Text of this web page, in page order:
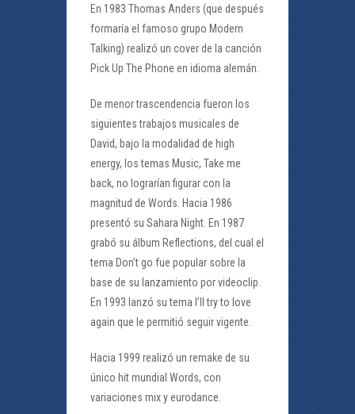
En 1983 Thomas Anders (que después
formaría el famoso grupo Modern
Talking) realizó un cover de la canción
Pick Up The Phone en idioma alemán.
De menor trascendencia fueron los
siguientes trabajos musicales de
David, bajo la modalidad de high
energy, los temas Music, Take me
back, no lograrían figurar con la
magnitud de Words. Hacia 1986
presentó su Sahara Night. En 1987
grabó su álbum Reflections, del cual el
tema Don’t go fue popular sobre la
base de su lanzamiento por videoclip.
En 1993 lanzó su tema I’ll try to love
again que le permitió seguir vigente.
Hacia 1999 realizó un remake de su
único hit mundial Words, con
variaciones mix y eurodance.